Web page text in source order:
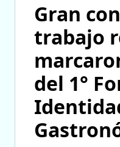
Gran
trabajo
del 1°